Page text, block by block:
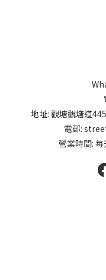
地址: 觀塘觀塘道
電郵:
營業時間: